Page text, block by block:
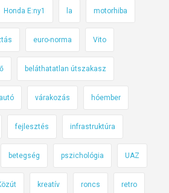
Honda E:ny1 la motorhiba
euro-norma Vito
beláthatatlan útszakasz
várakozás hóember
fejlesztés infrastruktúra
betegség pszichológia UAZ
kreatív roncs retro